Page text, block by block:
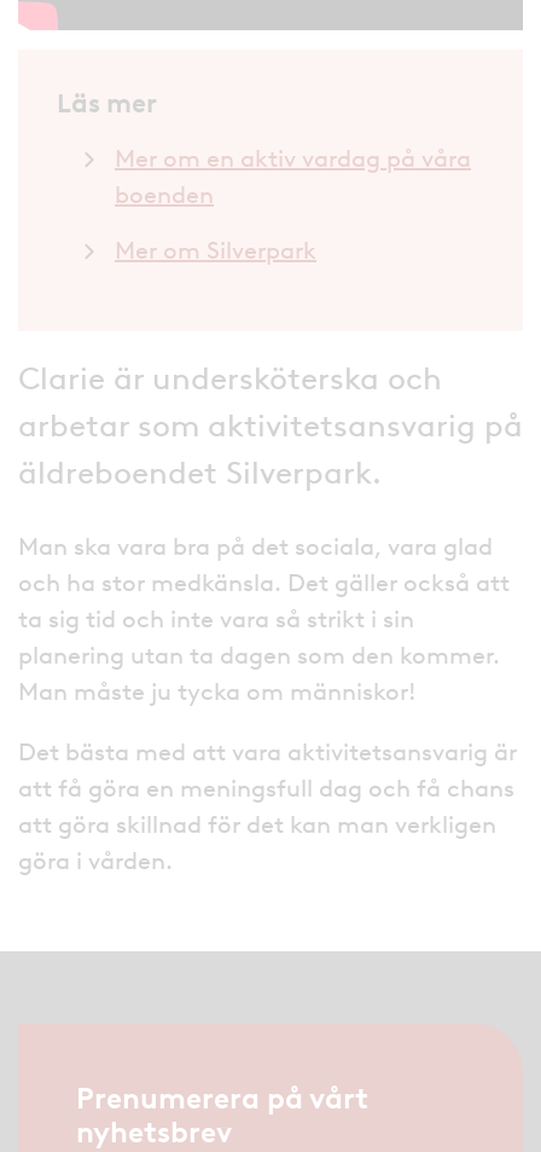
Läs mer
Mer om en aktiv vardag på våra
boenden
Mer om Silverpark
Clarie är undersköterska och
arbetar som aktivitetsansvarig på
äldreboendet Silverpark.
Man ska vara bra på det sociala, vara glad
och ha stor medkänsla. Det gäller också att
ta sig tid och inte vara så strikt i sin
planering utan ta dagen som den kommer.
Man måste ju tycka om människor!
Det bästa med att vara aktivitetsansvarig är
att få göra en meningsfull dag och få chans
att göra skillnad för det kan man verkligen
göra i vården.
Prenumerera på vårt
nyhetsbrev